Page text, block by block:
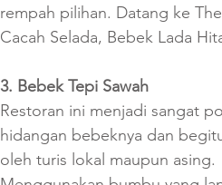
rempah pilihan. Datang ke
Cacah Selada, Bebek Lada
3. Bebek Tepi Sawah
Restoran ini menjadi sangat
hidangan bebeknya dan
oleh turis lokal maupun asing.